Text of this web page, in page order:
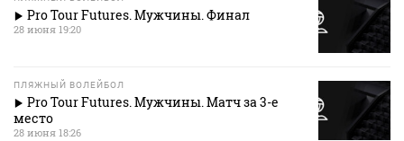
Pro Tour Futures. Мужчины. Финал
28 июня 19:20
ПЛЯЖНЫЙ ВОЛЕЙБОЛ
Pro Tour Futures. Мужчины. Матч за 3-е
место
28 июня 18:26